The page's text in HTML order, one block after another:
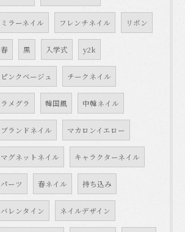
ミラーネイル フレンチネイル リボン
春 黒 入学式 y2k
ピンクベージュ チークネイル
ラメグラ 韓国風 中韓ネイル
ブランドネイル マカロンイエロー
マグネットネイル キャラクターネイル
パーツ 春ネイル 持ち込み
バレンタイン ネイルデザイン